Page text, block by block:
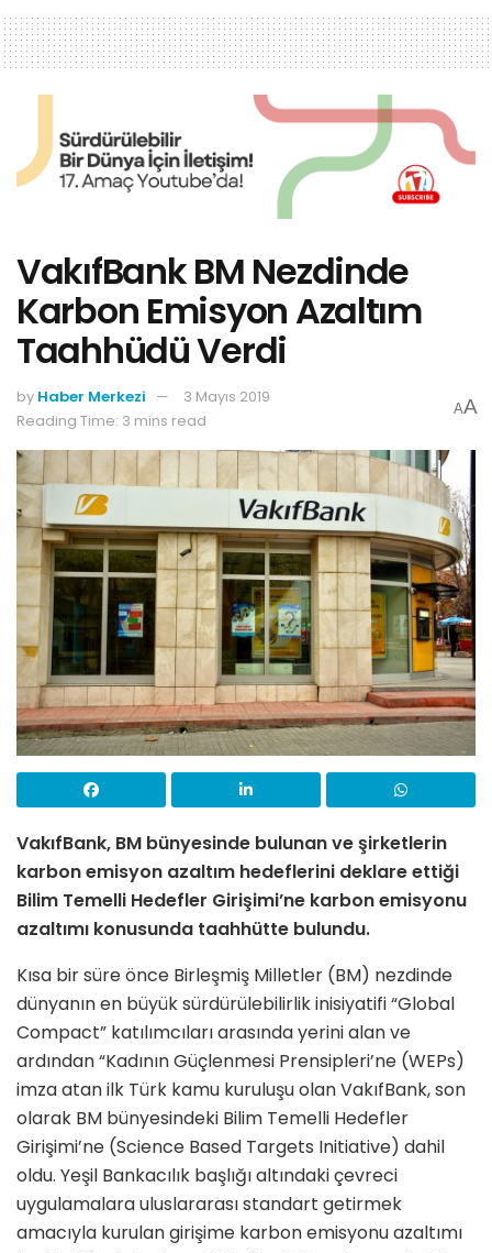
VakıfBank BM Nezdinde
Karbon Emisyon Azaltım
Taahhüdü Verdi
by Haber Merkezi
3 Mayıs 2019
Reading Time: 3 mins read
AA
VakıfBank, BM bünyesinde bulunan ve şirketlerin
karbon emisyon azaltım hedeflerini deklare ettiği
Bilim Temelli Hedefler Girişimi’ne karbon emisyonu
azaltımı konusunda taahhütte bulundu.
Kısa bir süre önce Birleşmiş Milletler (BM) nezdinde
dünyanın en büyük sürdürülebilirlik inisiyatifi “Global
Compact” katılımcıları arasında yerini alan ve
ardından “Kadının Güçlenmesi Prensipleri’ne (WEPs)
imza atan ilk Türk kamu kuruluşu olan VakıfBank, son
olarak BM bünyesindeki Bilim Temelli Hedefler
Girişimi’ne (Science Based Targets Initiative) dahil
oldu. Yeşil Bankacılık başlığı altındaki çevreci
uygulamalara uluslararası standart getirmek
amacıyla kurulan girişime karbon emisyonu azaltımı